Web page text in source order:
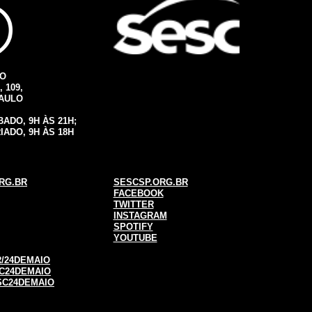
109,
9H ÀS 21H;
9H ÀS 18H
SESCSP.ORG.BR
FACEBOOK
TWITTER
INSTAGRAM
SPOTIFY
YOUTUBE
24DEMAIO